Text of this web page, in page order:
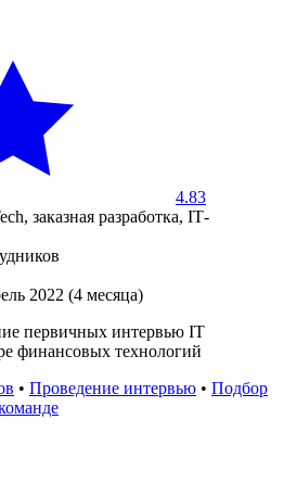
4.83
заказная разработка, IТ-
2022 (4 месяца)
первичных интервью IT
финансовых технологий
• Проведение интервью • Подбор